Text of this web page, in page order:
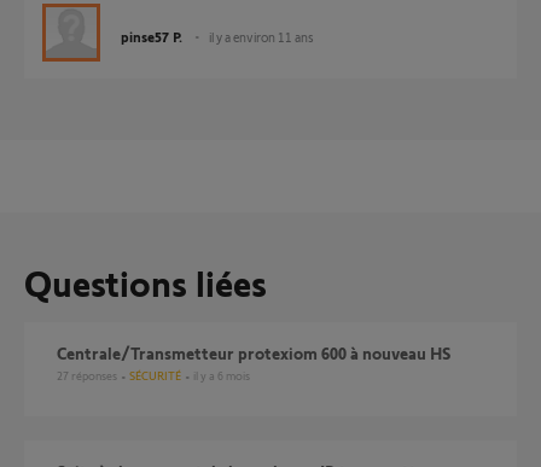
pinse57 P. il y a environ 11 ans
Questions liées
Centrale/Transmetteur protexiom 600 à nouveau HS
27 réponses SÉCURITÉ il y a 6 mois